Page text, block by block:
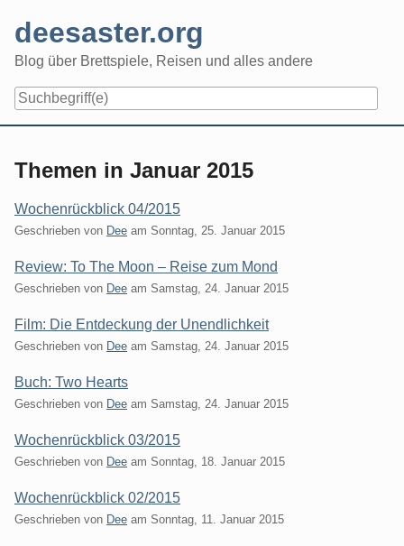
content
deesaster.org
Blog über Brettspiele, Reisen und alles andere
Themen in Januar 2015
Wochenrückblick 04/2015
Geschrieben von Dee am Sonntag, 25. Januar 2015
Review: To The Moon – Reise zum Mond
Geschrieben von Dee am Samstag, 24. Januar 2015
Film: Die Entdeckung der Unendlichkeit
Geschrieben von Dee am Samstag, 24. Januar 2015
Buch: Two Hearts
Geschrieben von Dee am Samstag, 24. Januar 2015
Wochenrückblick 03/2015
Geschrieben von Dee am Sonntag, 18. Januar 2015
Wochenrückblick 02/2015
Geschrieben von Dee am Sonntag, 11. Januar 2015